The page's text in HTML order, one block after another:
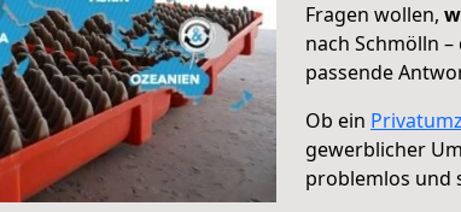
Fragen wollen,
nach Schmölln
passende
Ob ein
gewerblicher
problemlos und